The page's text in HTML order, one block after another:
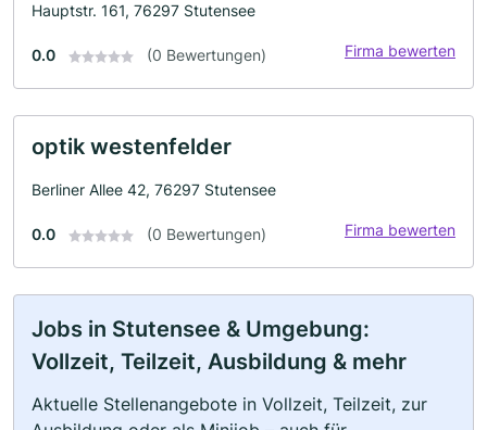
Hauptstr. 161, 76297 Stutensee
0.0 (0 Bewertungen) Firma bewerten
optik westenfelder
Berliner Allee 42, 76297 Stutensee
0.0 (0 Bewertungen) Firma bewerten
Jobs in Stutensee & Umgebung:
Vollzeit, Teilzeit, Ausbildung & mehr
Aktuelle Stellenangebote in Vollzeit, Teilzeit, zur